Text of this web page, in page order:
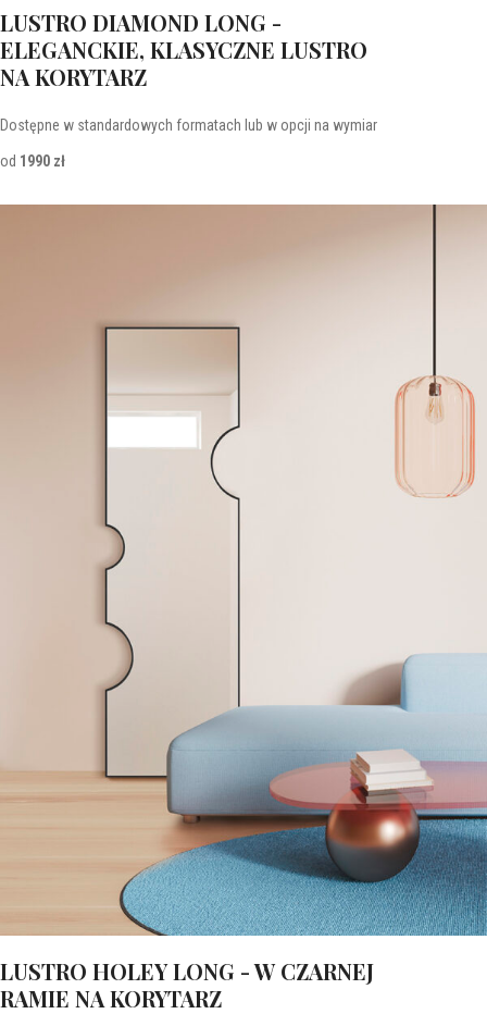
LUSTRO DIAMOND LONG -
ELEGANCKIE, KLASYCZNE LUSTRO
NA KORYTARZ
Dostępne w standardowych formatach lub w opcji na wymiar
od 1990 zł
LUSTRO HOLEY LONG - W CZARNEJ
RAMIE NA KORYTARZ